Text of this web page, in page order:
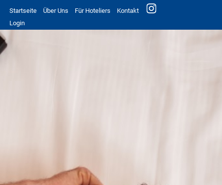
Startseite Über Uns Für Hoteliers
Kontakt
Login